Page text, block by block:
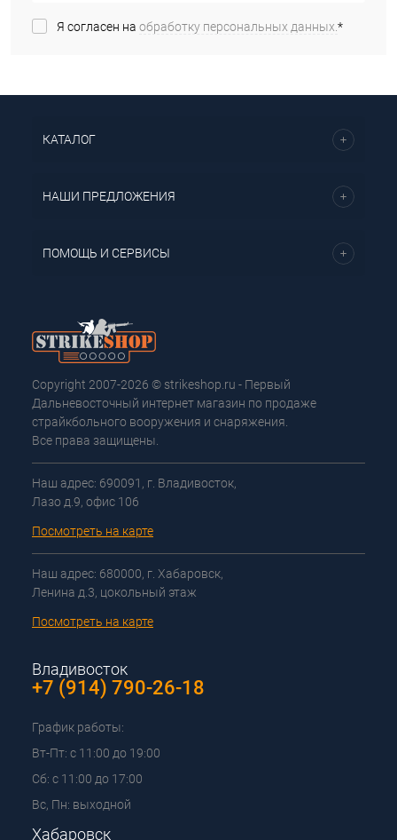
Я согласен на обработку персональных данных.*
КАТАЛОГ
НАШИ ПРЕДЛОЖЕНИЯ
ПОМОЩЬ И СЕРВИСЫ
Copyright 2007-2026 © strikeshop.ru - Первый
Дальневосточный интернет магазин по продаже
страйкбольного вооружения и снаряжения.
Все права защищены.
Наш адрес: 690091, г. Владивосток,
Лазо д.9, офис 106
Посмотреть на карте
Наш адрес: 680000, г. Хабаровск,
Ленина д.3, цокольный этаж
Посмотреть на карте
Владивосток
+7 (914) 790-26-18
График работы:
Вт-Пт: с 11:00 до 19:00
Сб: с 11:00 до 17:00
Вс, Пн: выходной
Хабаровск